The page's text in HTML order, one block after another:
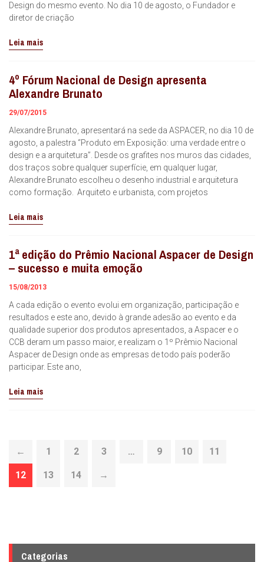
Design do mesmo evento. No dia 10 de agosto, o Fundador e
diretor de criação
Leia mais
4º Fórum Nacional de Design apresenta
Alexandre Brunato
29/07/2015
Alexandre Brunato, apresentará na sede da ASPACER, no dia 10 de
agosto, a palestra “Produto em Exposição: uma verdade entre o
design e a arquitetura”. Desde os grafites nos muros das cidades,
dos traços sobre qualquer superfície, em qualquer lugar,
Alexandre Brunato escolheu o desenho industrial e arquitetura
como formação. Arquiteto e urbanista, com projetos
Leia mais
1ª edição do Prêmio Nacional Aspacer de Design
– sucesso e muita emoção
15/08/2013
A cada edição o evento evolui em organização, participação e
resultados e este ano, devido à grande adesão ao evento e da
qualidade superior dos produtos apresentados, a Aspacer e o
CCB deram um passo maior, e realizam o 1º Prêmio Nacional
Aspacer de Design onde as empresas de todo país poderão
participar. Este ano,
Leia mais
← 1 2 3 … 9 10 11
12 13 14 →
Categorias